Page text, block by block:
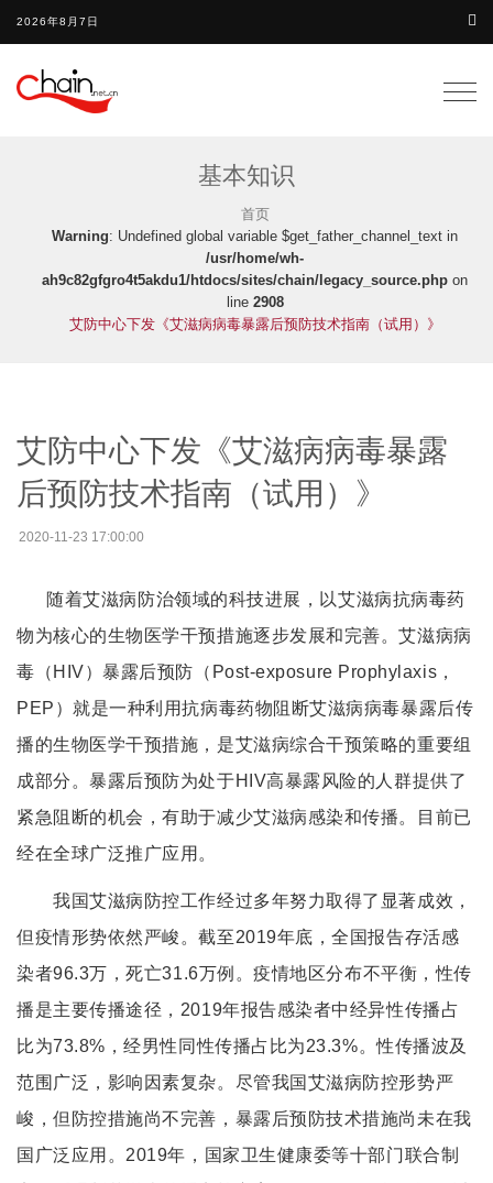
2026年8月7日
基本知识
首页
Warning: Undefined global variable $get_father_channel_text in
/usr/home/wh-
ah9c82gfgro4t5akdu1/htdocs/sites/chain/legacy_source.php on
line 2908
艾防中心下发《艾滋病病毒暴露后预防技术指南（试用）》
艾防中心下发《艾滋病病毒暴露
后预防技术指南（试用）》
2020-11-23 17:00:00
随着艾滋病防治领域的科技进展，以艾滋病抗病毒药
物为核心的生物医学干预措施逐步发展和完善。艾滋病病
毒（HIV）暴露后预防（Post-exposure Prophylaxis，
PEP）就是一种利用抗病毒药物阻断艾滋病病毒暴露后传
播的生物医学干预措施，是艾滋病综合干预策略的重要组
成部分。暴露后预防为处于HIV高暴露风险的人群提供了
紧急阻断的机会，有助于减少艾滋病感染和传播。目前已
经在全球广泛推广应用。
我国艾滋病防控工作经过多年努力取得了显著成效，
但疫情形势依然严峻。截至2019年底，全国报告存活感
染者96.3万，死亡31.6万例。疫情地区分布不平衡，性传
播是主要传播途径，2019年报告感染者中经异性传播占
比为73.8%，经男性同性传播占比为23.3%。性传播波及
范围广泛，影响因素复杂。尽管我国艾滋病防控形势严
峻，但防控措施尚不完善，暴露后预防技术措施尚未在我
国广泛应用。2019年，国家卫生健康委等十部门联合制